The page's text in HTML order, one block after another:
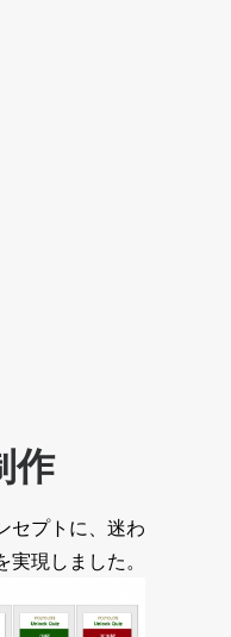
作
セプトに、迷わ
現しました。